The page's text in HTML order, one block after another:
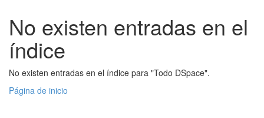
No existen entradas en el
índice
No existen entradas en el índice para "Todo DSpace".
Página de inicio